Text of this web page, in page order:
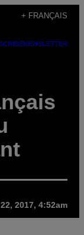
+ FRANÇAIS
NEWSLETTER
2017, 4:52am